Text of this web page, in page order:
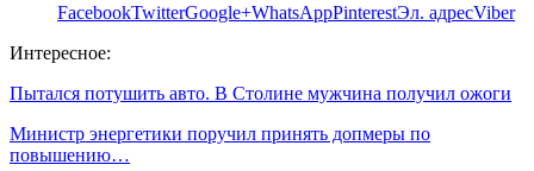
FacebookTwitterGoogle+WhatsAppPinterestЭл. адресViber
Интересное:
Пытался потушить авто. В Столине мужчина получил ожоги
Министр энергетики поручил принять допмеры по
повышению…